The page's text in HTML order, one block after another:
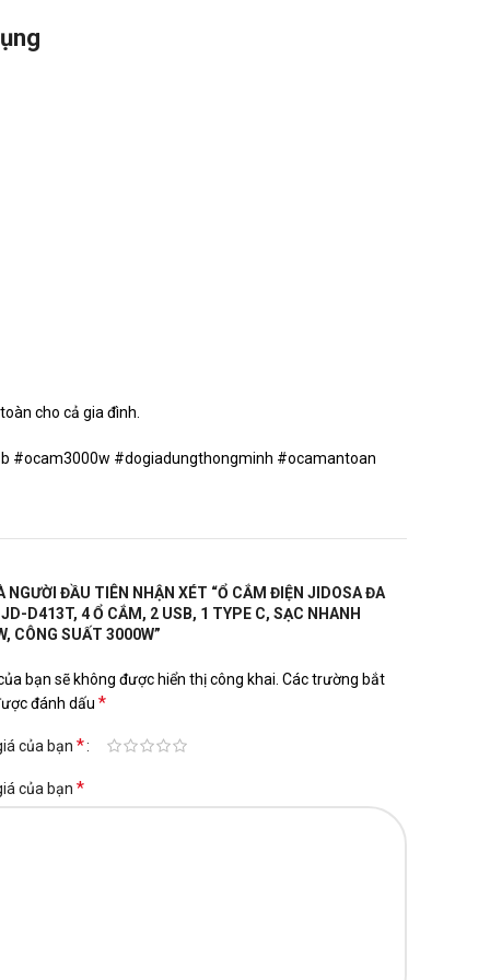
cho cả gia đình.
#ocam3000w #dogiadungthongminh #ocamantoan
NGƯỜI ĐẦU TIÊN NHẬN XÉT “Ổ CẮM ĐIỆN JIDOSA ĐA
D413T, 4 Ổ CẮM, 2 USB, 1 TYPE C, SẠC NHANH
CÔNG SUẤT 3000W”
bạn sẽ không được hiển thị công khai. Các trường bắt
đánh dấu *
của bạn *
của bạn *